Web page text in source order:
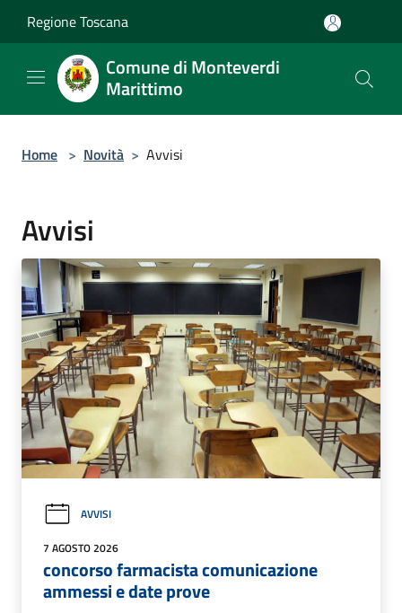
Regione Toscana
Comune di Monteverdi
Marittimo
Home > Novità > Avvisi
Avvisi
AVVISI
7 AGOSTO 2026
concorso farmacista comunicazione
ammessi e date prove